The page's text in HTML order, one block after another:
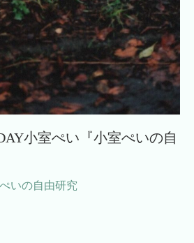
小室ぺい『小室ぺいの自
いの自由研究